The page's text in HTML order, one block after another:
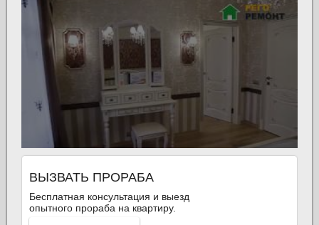
ВЫЗВАТЬ ПРОРАБА
Бесплатная консультация и выезд
опытного прораба на квартиру.